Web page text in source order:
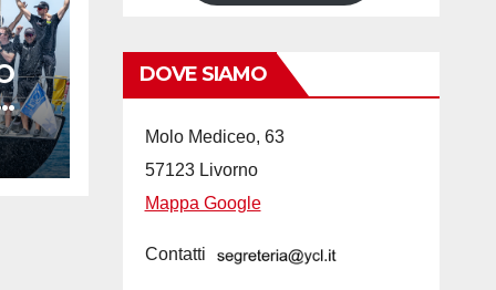
DOVE SIAMO
Molo Mediceo, 63
57123 Livorno
Mappa Google
Contatti